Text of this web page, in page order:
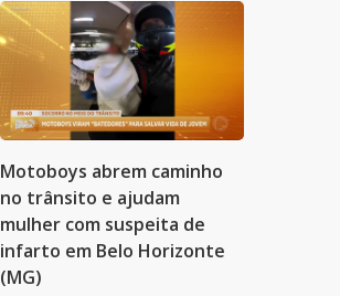
Motoboys abrem caminho
no trânsito e ajudam
mulher com suspeita de
infarto em Belo Horizonte
(MG)